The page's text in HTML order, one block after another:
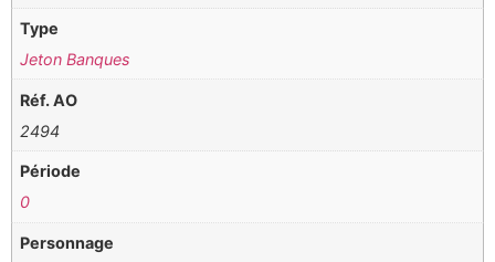
Type
Jeton Banques
Réf. AO
2494
Période
0
Personnage